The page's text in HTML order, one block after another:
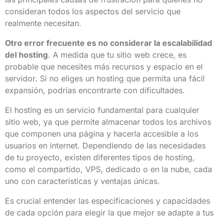
consideran todos los aspectos del servicio que
realmente necesitan.
Otro error frecuente es no considerar la escalabilidad
del hosting. A medida que tu sitio web crece, es
probable que necesites más recursos y espacio en el
servidor. Si no eliges un hosting que permita una fácil
expansión, podrías encontrarte con dificultades.
El hosting es un servicio fundamental para cualquier
sitio web, ya que permite almacenar todos los archivos
que componen una página y hacerla accesible a los
usuarios en internet. Dependiendo de las necesidades
de tu proyecto, existen diferentes tipos de hosting,
como el compartido, VPS, dedicado o en la nube, cada
uno con características y ventajas únicas.
Es crucial entender las especificaciones y capacidades
de cada opción para elegir la que mejor se adapte a tus